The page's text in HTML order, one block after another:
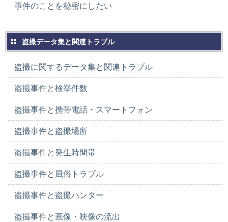
事件のことを秘密にしたい
盗撮データ集と関連トラブル
盗撮に関するデータ集と関連トラブル
盗撮事件と検挙件数
盗撮事件と携帯電話・スマートフォン
盗撮事件と盗撮場所
盗撮事件と発生時間帯
盗撮事件と風俗トラブル
盗撮事件と盗撮ハンター
盗撮事件と画像・映像の流出